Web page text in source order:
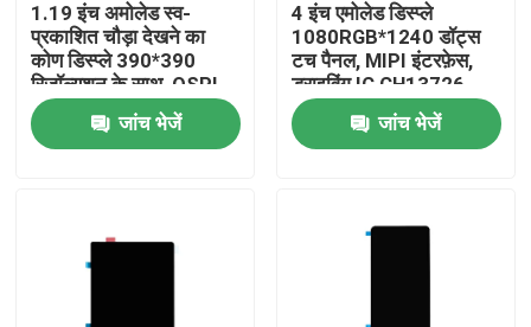
उत्पादों
वीडियो
1.19 इंच अमोलेड स्व-
प्रकाशित चौड़ा देखने का
कोण डिस्प्ले 390*390
रिज़ॉल्यूशन के साथ, QSPI
इंटरफेस, ड्राइविंग IC
CO5300 चमक 650cd
जांच भेजें
4 इंच एमोलेड डिस्प्ले
1080RGB*1240 डॉट्स
टच पैनल, MIPI इंटरफ़ेस,
ड्राइविंग IC CH13726
800c/d के साथ
जांच भेजें